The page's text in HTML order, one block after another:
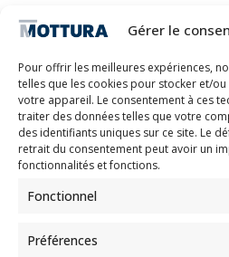
Gérer le
Pour offrir les meilleures expériences,
telles que les cookies pour stocker et/
votre appareil. Le consentement à ces
traiter des données telles que votre
des identifiants uniques sur ce site. Le
retrait du consentement peut avoir un
fonctionnalités et fonctions.
Fonctionnel
Préférences
Entreprise
Laissez-vous inspirer
Contacts
Travaille avec nous
Zone réservée
Certifications
M2Net
Child Safety
Customer Information
Information for Candidates